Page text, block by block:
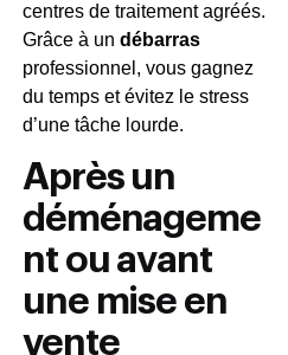
centres de traitement agréés.
Grâce à un débarras
professionnel, vous gagnez
du temps et évitez le stress
d’une tâche lourde.
Après un
déménageme
nt ou avant
une mise en
vente